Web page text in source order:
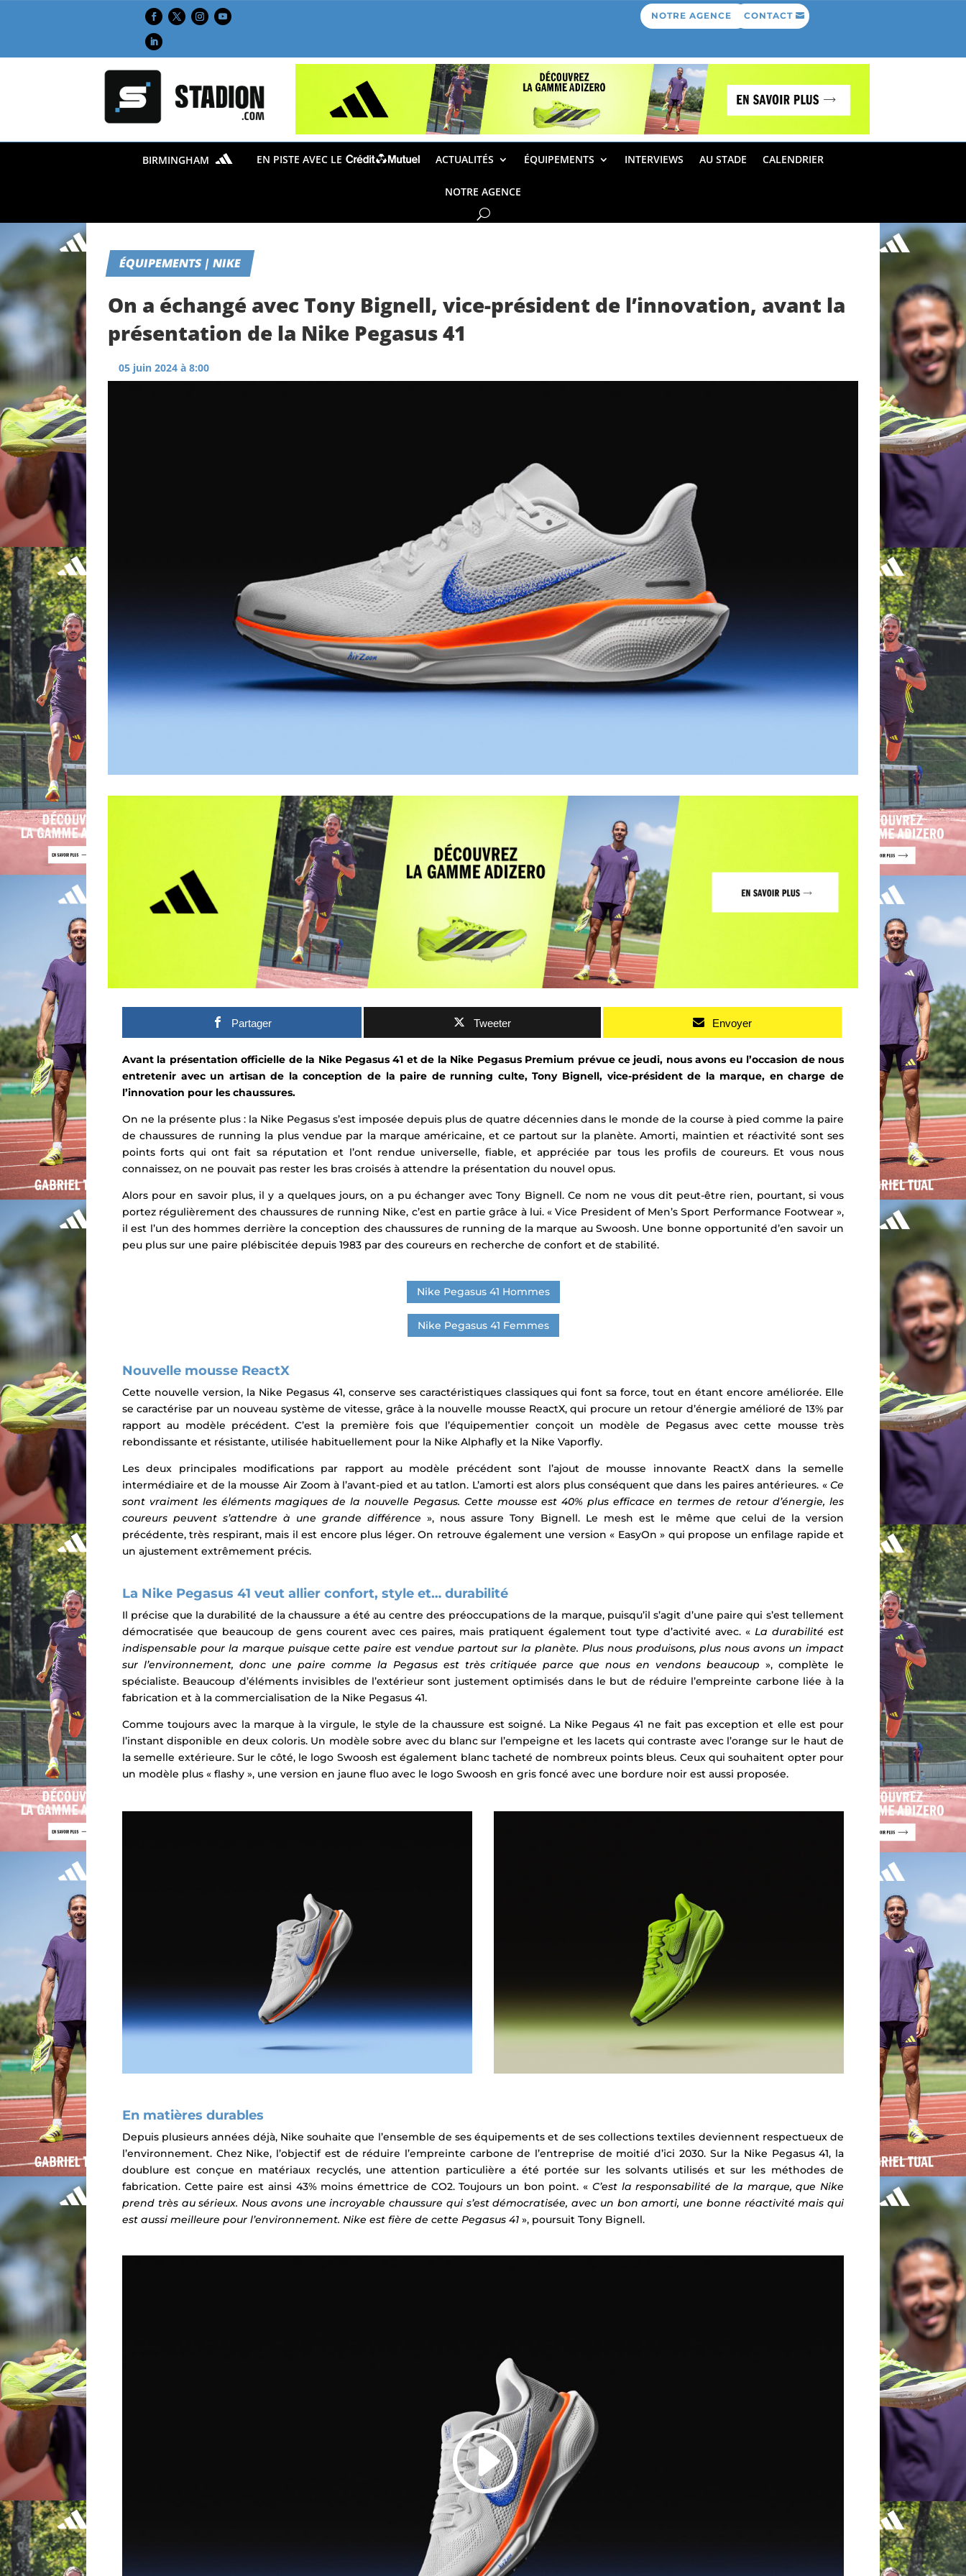
NOTRE AGENCE CONTACT
BIRMINGHAM EN PISTE AVEC LE ACTUALITÉS ÉQUIPEMENTS INTERVIEWS AU STADE CALENDRIER
NOTRE AGENCE
ÉQUIPEMENTS | NIKE
On a échangé avec Tony Bignell, vice-président de l’innovation, avant la
présentation de la Nike Pegasus 41
05 juin 2024 à 8:00
Partager Tweeter Envoyer
Avant la présentation officielle de la Nike Pegasus 41 et de la Nike Pegasus Premium prévue ce jeudi, nous avons eu l’occasion de nous
entretenir avec un artisan de la conception de la paire de running culte, Tony Bignell, vice-président de la marque, en charge de
l’innovation pour les chaussures.
On ne la présente plus : la Nike Pegasus s’est imposée depuis plus de quatre décennies dans le monde de la course à pied comme la paire
dechaussures de running la plus vendue par la marque américaine, et ce partout sur la planète.Amorti, maintien et réactivité sont ses
points forts qui ont fait sa réputation et l’ont rendue universelle, fiable, et appréciée par tous les profils de coureurs. Et vous nous
connaissez, on ne pouvait pas rester les bras croisés à attendre la présentation du nouvel opus.
Alors pour en savoir plus, il y a quelques jours, on a pu échanger avec Tony Bignell. Ce nom ne vous dit peut-être rien, pourtant, si vous
portez régulièrement des chaussures de running Nike, c’est en partie grâce à lui. « Vice President of Men’s Sport Performance Footwear »,
il est l’un des hommes derrière la conception des chaussures de running de la marque au Swoosh. Une bonne opportunité d’en savoir un
peu plus sur une paire plébiscitée depuis 1983 par des coureurs en recherche de confort et de stabilité.
Nike Pegasus 41 Hommes
Nike Pegasus 41 Femmes
Nouvelle mousse ReactX
Cette nouvelle version, la Nike Pegasus 41, conserve ses caractéristiques classiques qui font sa force, tout en étant encore améliorée. Elle
se caractérise par un nouveau système de vitesse, grâce à la nouvelle mousse ReactX, qui procure un retour d’énergie amélioré de 13% par
rapport au modèle précédent. C’est la première fois que l’équipementier conçoit un modèle de Pegasus avec cette mousse très
rebondissante et résistante, utilisée habituellement pour la Nike Alphafly et la Nike Vaporfly.
Les deux principales modifications par rapport au modèle précédent sont l’ajout de mousse innovante ReactX dans la semelle
intermédiaire et de la mousse Air Zoom à l’avant-pied et au tatlon. L’amorti est alors plus conséquent que dans les paires antérieures. « Ce
sont vraiment les éléments magiques de la nouvelle Pegasus. Cette mousse est 40% plus efficace en termes de retour d’énergie, les
coureurs peuvent s’attendre à une grande différence », nous assure Tony Bignell. Le mesh est le même que celui de la version
précédente, très respirant, mais il est encore plus léger.On retrouve également une version « EasyOn » qui propose un enfilage rapide et
un ajustement extrêmement précis.
La Nike Pegasus 41 veut allier confort, style et… durabilité
Il précise que la durabilité de la chaussure a été au centre des préoccupations de la marque, puisqu’il s’agit d’une paire qui s’est tellement
démocratisée que beaucoup de gens courent avec ces paires, mais pratiquent également tout type d’activité avec. « La durabilité est
indispensable pour la marque puisque cette paire est vendue partout sur la planète. Plus nous produisons, plus nous avons un impact
sur l’environnement, donc une paire comme la Pegasus est très critiquée parce que nous en vendons beaucoup », complète le
spécialiste. Beaucoup d’éléments invisibles de l’extérieur sont justement optimisés dans le but de réduire l’empreinte carbone liée à la
fabrication et à la commercialisation de la Nike Pegasus 41.
Comme toujours avec la marque à la virgule, le style de la chaussure est soigné. La Nike Pegaus 41 ne fait pas exception et elle est pour
l’instant disponible en deux coloris. Un modèle sobre avec du blanc sur l’empeigne et les lacets qui contraste avec l’orange sur le haut de
la semelle extérieure. Sur le côté, le logo Swoosh est également blanc tacheté de nombreux points bleus. Ceux qui souhaitent opter pour
un modèle plus « flashy », une version en jaune fluo avec le logo Swoosh en gris foncé avec une bordure noir est aussi proposée.
En matières durables
Depuis plusieurs années déjà, Nike souhaite que l’ensemble de ses équipements et de ses collections textiles deviennent respectueux de
l’environnement. Chez Nike, l’objectif est de réduire l’empreinte carbone de l’entreprise de moitié d’ici 2030. Sur la Nike Pegasus 41, la
doublure est conçue en matériaux recyclés, une attention particulière a été portée sur les solvants utilisés et sur les méthodes de
fabrication. Cette paire est ainsi 43% moins émettrice de CO2.Toujours un bon point. « C’est la responsabilité de la marque, que Nike
prend très au sérieux. Nous avons une incroyable chaussure qui s’est démocratisée, avec un bon amorti, une bonne réactivité mais qui
est aussi meilleure pour l’environnement. Nike est fière de cette Pegasus 41 », poursuit Tony Bignell.